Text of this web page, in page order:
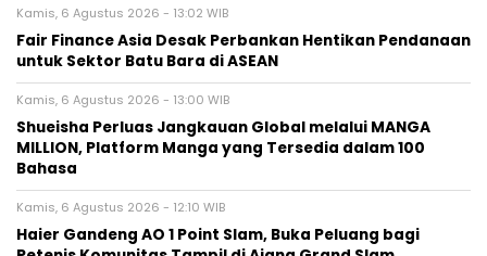
Kamis, 6 Agustus 2026 - 13:02 WIB
Fair Finance Asia Desak Perbankan Hentikan Pendanaan
untuk Sektor Batu Bara di ASEAN
Kamis, 6 Agustus 2026 - 13:00 WIB
Shueisha Perluas Jangkauan Global melalui MANGA
MILLION, Platform Manga yang Tersedia dalam 100
Bahasa
Kamis, 6 Agustus 2026 - 12:10 WIB
Haier Gandeng AO 1 Point Slam, Buka Peluang bagi